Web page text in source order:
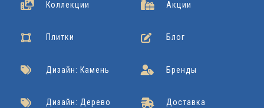
Коллекции
Плитки
Дизайн: Камень
Дизайн: Дерево
Акции
Блог
Бренды
Доставка